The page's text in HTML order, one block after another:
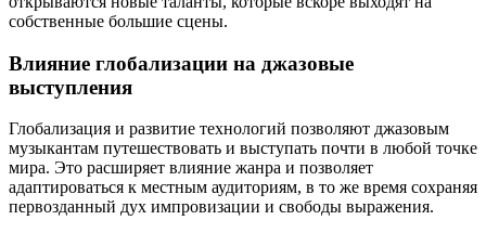
собственные большие сцены.
Влияние глобализации на джазовые
выступления
Глобализация и развитие технологий позволяют джазовым
музыкантам путешествовать и выступать почти в любой точке
мира. Это расширяет влияние жанра и позволяет
адаптироваться к местным аудиториям, в то же время сохраняя
первозданный дух импровизации и свободы выражения.